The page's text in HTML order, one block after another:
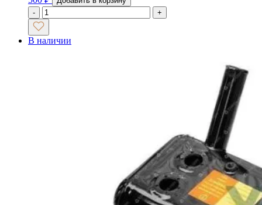
-
+
В наличии